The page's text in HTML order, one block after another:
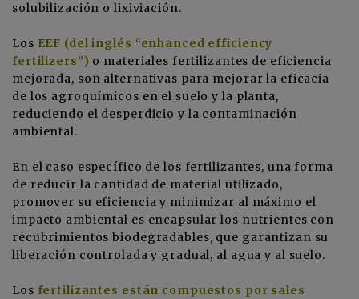
solubilización o lixiviación.
Los EEF (del inglés “enhanced efficiency
fertilizers”) o materiales fertilizantes de eficiencia
mejorada, son alternativas para mejorar la eficacia
de los agroquímicos en el suelo y la planta,
reduciendo el desperdicio y la contaminación
ambiental.
En el caso específico de los fertilizantes, una forma
de reducir la cantidad de material utilizado,
promover su eficiencia y minimizar al máximo el
impacto ambiental es encapsular los nutrientes con
recubrimientos biodegradables, que garantizan su
liberación controlada y gradual, al agua y al suelo.
Los fertilizantes están compuestos por sales